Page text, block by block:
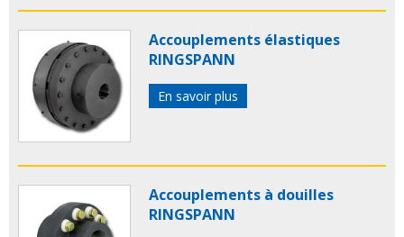
Accouplements élastiques
RINGSPANN
En savoir plus
Accouplements à douilles
RINGSPANN